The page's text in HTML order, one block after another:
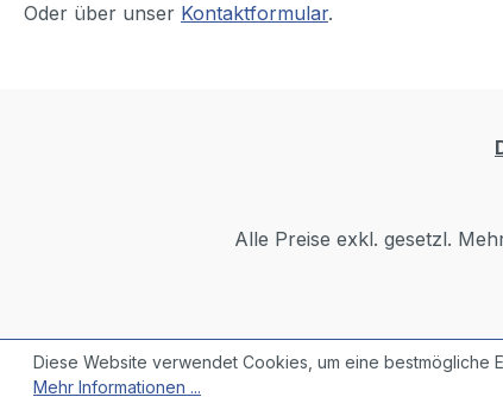
Oder über unser Kontaktformular.
Alle Preise exkl. gesetzl.
Diese Website verwendet Cookies, um eine bestmögliche
Mehr Informationen ...